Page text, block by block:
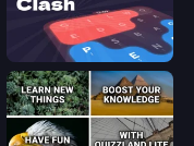
LetterClash